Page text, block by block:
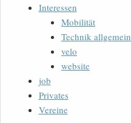
Interessen
Mobilität
Technik allgemein
velo
website
job
Privates
Vereine